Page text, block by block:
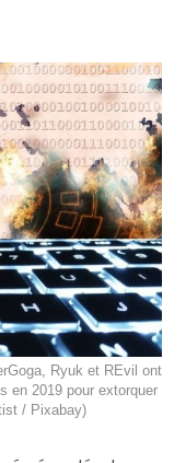
Ryuk et REvil ont
en 2019 pour extorquer
/ Pixabay)